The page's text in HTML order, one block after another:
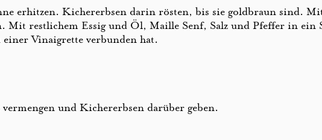
erhitzen. Kichererbsen darin rösten, bis sie goldbraun sind.
Mit restlichem Essig und Öl, Maille Senf, Salz und Pfeffer in ein
einer Vinaigrette verbunden hat.
und Kichererbsen darüber geben.